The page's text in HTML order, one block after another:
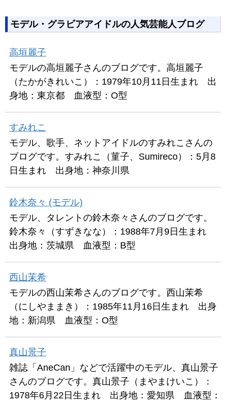
モデル・グラビアアイドルの人気芸能人ブログ
高垣麗子
モデルの高垣麗子さんのブログです。高垣麗子
（たかがきれいこ）：1979年10月11日生まれ 出
身地：東京都 血液型：O型
すみれこ
モデル、歌手、ネットアイドルのすみれこさんの
ブログです。すみれこ（菫子、Sumireco）：5月8
日生まれ 出身地：神奈川県
鈴木奈々 (モデル)
モデル、タレントの鈴木奈々さんのブログです。
鈴木奈々（すずきなな）：1988年7月9日生まれ
出身地：茨城県 血液型：B型
西山茉希
モデルの西山茉希さんのブログです。西山茉希
（にしやままき）：1985年11月16日生まれ 出身
地：新潟県 血液型：O型
真山景子
雑誌「AneCan」などで活躍中のモデル、真山景子
さんのブログです。真山景子（まやまけいこ）：
1978年6月22日生まれ 出身地：愛知県 血液型：